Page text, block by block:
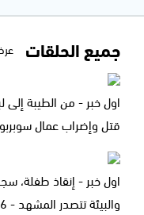
جميع الحلقات
اول خبر - من الطيبة
قتل وإضراب عمال سوبربوس -
اول خبر - إنقاذ طفلة،
والبيئة تتصدر المشهد - 05.08.2026